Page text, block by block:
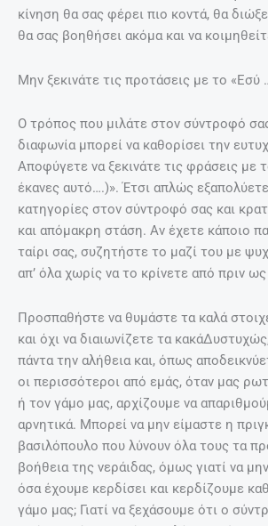
κίνηση θα σας φέρει πιο κοντά, θα
θα σας βοηθήσει ακόμα και να
Μην ξεκινάτε τις προτάσεις με το «Εσύ
Ο τρόπος που μιλάτε στον σύντροφό
διαφωνία μπορεί να καθορίσει την
Αποφύγετε να ξεκινάτε τις φράσεις με
έκανες αυτό….)». Έτσι απλώς
κατηγορίες στον σύντροφό σας και
και απόμακρη στάση. Αν έχετε κάποιο
ταίρι σας, συζητήστε το μαζί του με
απ’ όλα χωρίς να το κρίνετε από πριν
Προσπαθήστε να θυμάστε τα καλά
και όχι να διαιωνίζετε τα
πάντα την αλήθεια και, όπως
οι περισσότεροι από εμάς, όταν μας
ή τον γάμο μας, αρχίζουμε να
αρνητικά. Μπορεί να μην είμαστε η
βασιλόπουλο που λύνουν όλα τους τα
βοήθεια της νεράιδας, όμως γιατί να
όσα έχουμε κερδίσει και κερδίζουμε
γάμο μας; Γιατί να ξεχάσουμε ότι ο